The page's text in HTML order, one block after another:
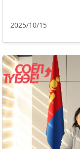
2025/10/15